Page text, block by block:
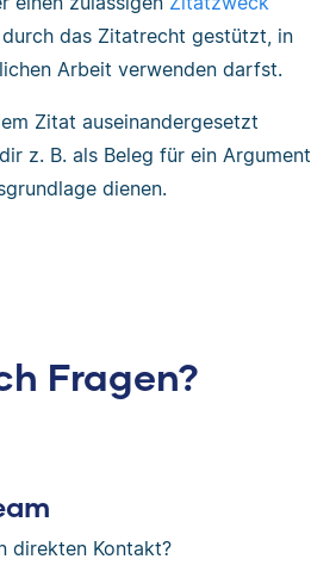
das Zitatrecht gestützt, in
Arbeit verwenden darfst.
Zitat auseinandergesetzt
z. B. als Beleg für ein Argument
dienen.
Fragen?
direkten Kontakt?